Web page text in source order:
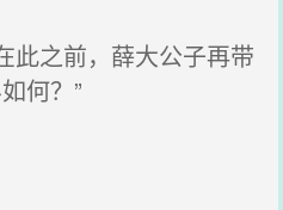
此之前，薛大公子再带
何？”